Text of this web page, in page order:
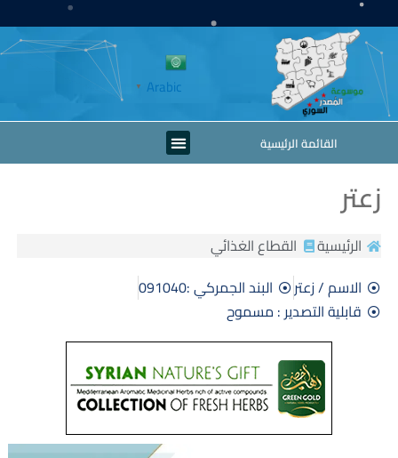
تخطي
إلى
المحتوى
Arabic
▼
القائمة الرئيسية Menu
زعتر
الرئيسية
القطاع الغذائي
الاسم / زعتر
البند الجمركي :091040
قابلية التصدير : مسموح